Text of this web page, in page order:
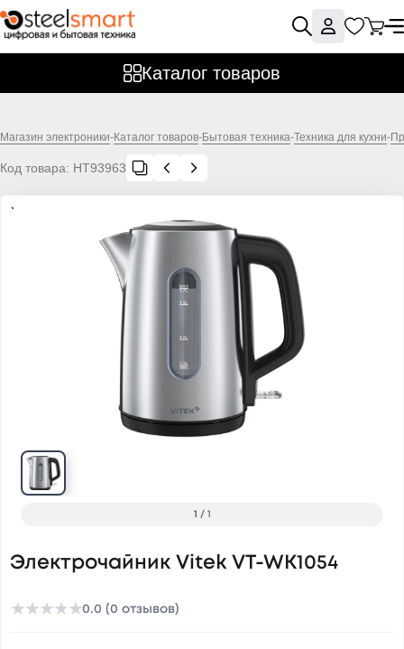
Каталог товаров
Магазин электроники-Каталог товаров-Бытовая техника-Техника для кухни-
Код товара: НТ93963
1 / 1
Электрочайник Vitek VT-WK1054
★★★★★0.0 (0 отзывов)